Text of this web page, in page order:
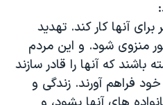
آنها کار کند. تهدید
شود. و این مردم
باشند که آنها را قادر سازند
فراهم آورند. زندگی و